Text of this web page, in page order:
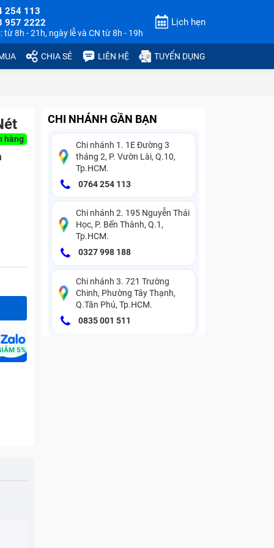
254 113
957 2222
từ 8h - 21h, ngày lễ và CN từ 8h - 19h
Lịch hẹn
CHIA SẺ LIÊN HỆ TUYỂN DỤNG
hàng
CHI NHÁNH GẦN BẠN
Chi nhánh 1. 1E Đường 3
tháng 2, P. Vườn Lài, Q.10,
Tp.HCM.
0764 254 113
Chi nhánh 2. 195 Nguyễn Thái
Học, P. Bến Thành, Q.1,
Tp.HCM.
0327 998 188
Chi nhánh 3. 721 Trường
Chinh, Phường Tây Thạnh,
Q.Tân Phú, Tp.HCM.
0835 001 511